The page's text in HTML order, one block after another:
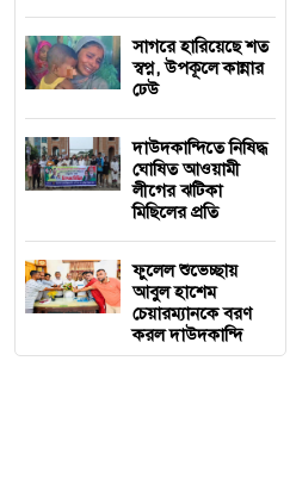
সাগরে হারিয়েছে শত
স্বপ্ন, উপকূলে কান্নার
ঢেউ
দাউদকান্দিতে নিষিদ্ধ
ঘোষিত আওয়ামী
লীগের ঝটিকা
মিছিলের প্রতি
ফুলেল শুভেচ্ছায়
আবুল হাশেম
চেয়ারম্যানকে বরণ
করল দাউদকান্দি